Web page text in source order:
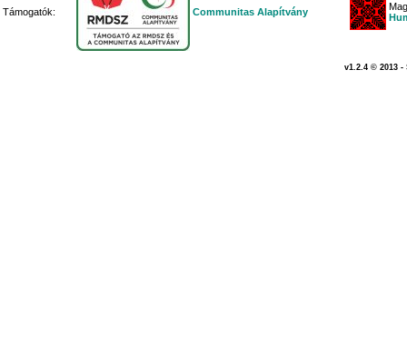
Támogatók: Communitas Alapítvány
v1.2.4 © 2013